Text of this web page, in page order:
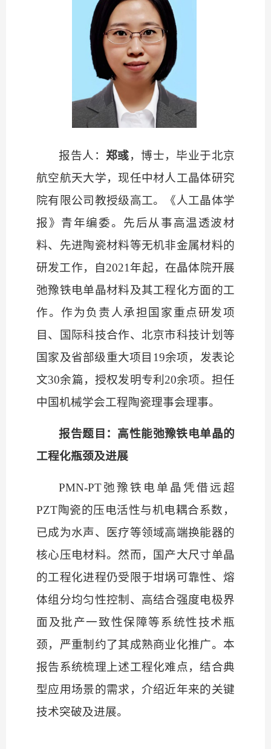
报告人： 郑彧，博士，毕业于北京
航空航天大学，现任中材人工晶体研究
院有限公司教授级高工。《人工晶体学
报》青年编委。先后从事高温透波材
料、先进陶瓷材料等无机非金属材料的
研发工作，自2021年起，在晶体院开展
弛豫铁电单晶材料及其工程化方面的工
作。作为负责人承担国家重点研发项
目、国际科技合作、北京市科技计划等
国家及省部级重大项目19余项，发表论
文30余篇，授权发明专利20余项。担任
中国机械学会工程陶瓷理事会理事。
报告题目：高性能弛豫铁电单晶的
工程化瓶颈及进展
PMN-PT弛豫铁电单晶凭借远超
PZT陶瓷的压电活性与机电耦合系数，
已成为水声、医疗等领域高端换能器的
核心压电材料。然而，国产大尺寸单晶
的工程化进程仍受限于坩埚可靠性、熔
体组分均匀性控制、高结合强度电极界
面及批产一致性保障等系统性技术瓶
颈，严重制约了其成熟商业化推广。本
报告系统梳理上述工程化难点，结合典
型应用场景的需求，介绍近年来的关键
技术突破及进展。